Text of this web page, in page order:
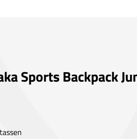
Sports Backpack